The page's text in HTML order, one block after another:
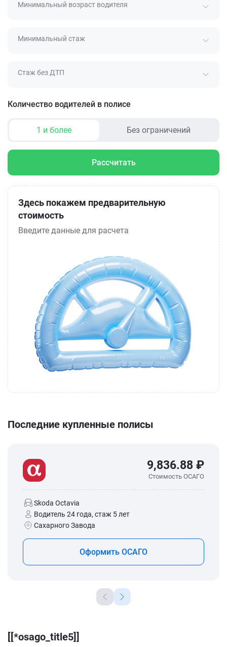
Минимальный возраст водителя
Минимальный стаж
Стаж без ДТП
Количество водителей в полисе
1 и более Без ограничений
Рассчитать
Здесь покажем предварительную
стоимость
Введите данные для расчета
Последние купленные полисы
9,836.88 ₽
Стоимость ОСАГО
Skoda Octavia
Водитель 24 года, стаж 5 лет
Сахарного Завода
Оформить ОСАГО
[[*osago_title5]]